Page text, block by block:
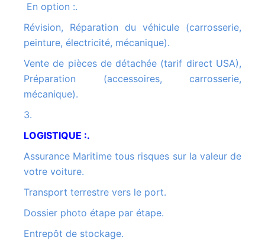
En option :.
Révision, Réparation du véhicule (carrosserie,
peinture, électricité, mécanique).
Vente de pièces de détachée (tarif direct USA),
Préparation (accessoires, carrosserie,
mécanique).
3.
LOGISTIQUE :.
Assurance Maritime tous risques sur la valeur de
votre voiture.
Transport terrestre vers le port.
Dossier photo étape par étape.
Entrepôt de stockage.